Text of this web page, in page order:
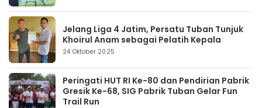
Jelang Liga 4 Jatim, Persatu Tuban Tunjuk
Khoirul Anam sebagai Pelatih Kepala
24 Oktober 2025
Peringati HUT RI Ke-80 dan Pendirian Pabrik
Gresik Ke-68, SIG Pabrik Tuban Gelar Fun
Trail Run